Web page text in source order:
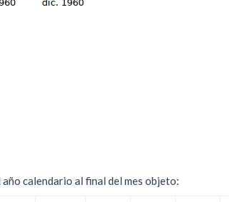
calendario al final del mes objeto: